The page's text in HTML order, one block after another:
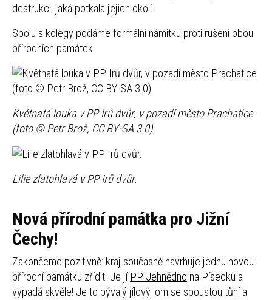
destrukci, jaká potkala jejich okolí.
Spolu s kolegy podáme formální námitku proti rušení obou
přírodních památek.
Květnatá louka v PP Irů dvůr, v pozadí město Prachatice
(foto © Petr Brož, CC BY-SA 3.0).
Lilie zlatohlavá v PP Irů dvůr.
Nová přírodní památka pro Jižní
Čechy!
Zakončeme pozitivně: kraj současně navrhuje jednu novou
přírodní památku zřídit. Je jí PP Jehnědno na Písecku a
vypadá skvěle! Je to bývalý jílový lom se spoustou tůní a